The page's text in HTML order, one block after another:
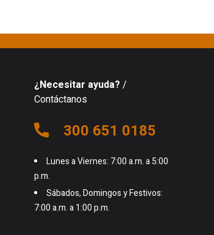
¿Necesitar ayuda? /
Contáctanos
300 651 0185
Lunes a Viernes: 7:00 a.m. a 5:00
p.m.
Sábados, Domingos y Festivos:
7:00 a.m. a 1:00 p.m.